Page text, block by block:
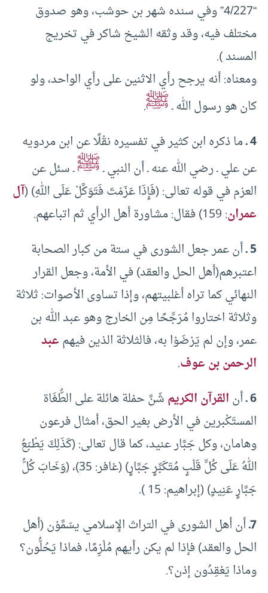
“4/227” وفي سنده شهر بن حوشب، وهو صدوق
مختلف فيه، وقد وثقه الشيخ شاكر في تخريج
المسند ).
ومعناه: أنه يرجح رأي الاثنين على رأي الواحد، ولو
كان هو رسول الله ـﷺ.
4 ـما ذكره ابن كثير في تفسيره نقْلًا عن ابن مردويه
عن علي ـ رضي الله عنه ـ أن النبي ـﷺـ سئل عن
العزم في قوله تعالى: (فَإِذَا عَزَمْتَ فَتَوَكَّلْ عَلَى اللهِ) (آل
عمران: 159) فقال: مشاورة أهل الرأي ثم اتباعهم.
5 ـ أن عمر جعل الشورى في ستة من كبار الصحابة
اعتبرهم(أهل الحل والعقد) في الأمة، وجعل القرار
النهائي كما تراه أغلبيتهم، وإذا تساوى الأصوات: ثلاثة
وثلاثة اختاروا مُرَجِّحًا مِن الخارج وهو عبد الله بن
عمر، وإن لم يَرْضَوْا به، فالثلاثة الذين فيهمعبد
الرحمن بن عوف.
6 ـأنالقرآن الكريمشَنَّ حمْلة هائلة على الطُّغَاة
المستَكْبرين في الأرض بغير الحق، أمثال فرعون
وهامان، وكل جَبَّار عنيد، كما قال تعالى: (كَذَلِكَ يَطْبَعُ
اللهُ عَلَى كُلِّ قَلْبٍ مُتَكَبِّرٍ جَبَّارٍ) (غافر: 35)، (وَخَابَ كُلُّ
جَبَّارٍ عَنِيدٍ) (إبراهيم: 15 ).
7ـأن أهل الشورى في التراث الإسلامي يسَمَّوْن (أهل
الحل والعقد) فإذا لم يكن رأيهم مُلْزِمًا، فماذا يَحُلُّون؟
وماذا يَعْقِدُون إذن؟.